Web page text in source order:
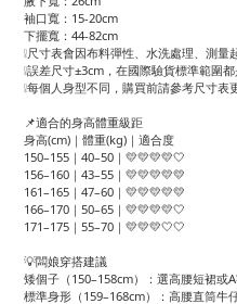
袖口寬：15-20cm
下擺寬：44-82cm
❕尺寸表會因布料彈性、水洗處理、測
❕誤差尺寸±3cm，在國際驗貨標準範圍
❕每個人身型不同，購買前請參考尺寸表
📌適合的身高體重級距
身高(cm)｜體重(kg)｜適合度
150–155｜40–50｜💛💛💛💛🤍
156–160｜43–55｜💛💛💛💛💛
161–165｜47–60｜💛💛💛💛💛
166–170｜50–65｜💛💛💛💛🤍
171–175｜55–70｜💛💛💛🤍🤍
💡闆娘穿搭建議
矮個子（150–158cm）：選高腰短裙或
標準身形（159–168cm）：高腰直筒牛